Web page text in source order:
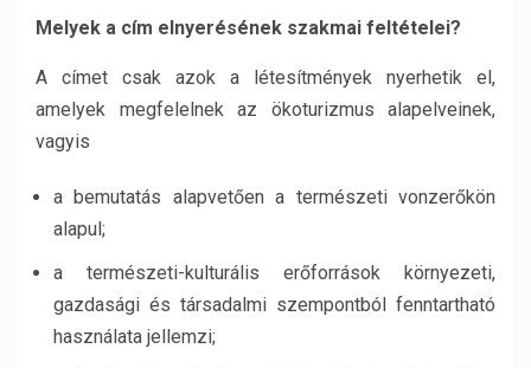
Melyek a cím elnyerésének szakmai feltételei?
A címet csak azok a létesítmények nyerhetik el,
amelyek megfelelnek az ökoturizmus alapelveinek,
vagyis
a bemutatás alapvetően a természeti vonzerőkön
alapul;
a természeti-kulturális erőforrások környezeti,
gazdasági és társadalmi szempontból fenntartható
használata jellemzi;